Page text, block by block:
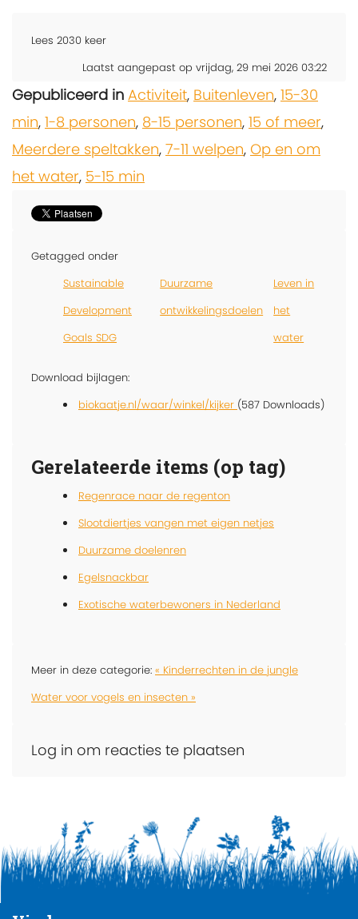
Lees 2030 keer
Laatst aangepast op vrijdag, 29 mei 2026 03:22
Gepubliceerd in Activiteit, Buitenleven, 15-30
min, 1-8 personen, 8-15 personen, 15 of meer,
Meerdere speltakken, 7-11 welpen, Op en om
het water, 5-15 min
Getagged onder
Sustainable
Development
Goals SDG
Duurzame
ontwikkelingsdoelen
Leven in
het
water
Download bijlagen:
biokaatje.nl/waar/winkel/kijker (587 Downloads)
Gerelateerde items (op tag)
Regenrace naar de regenton
Slootdiertjes vangen met eigen netjes
Duurzame doelenren
Egelsnackbar
Exotische waterbewoners in Nederland
Meer in deze categorie: « Kinderrechten in de jungle
Water voor vogels en insecten »
Log in om reacties te plaatsen